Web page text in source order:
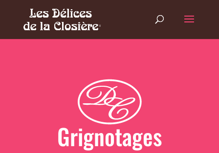
Grignotages